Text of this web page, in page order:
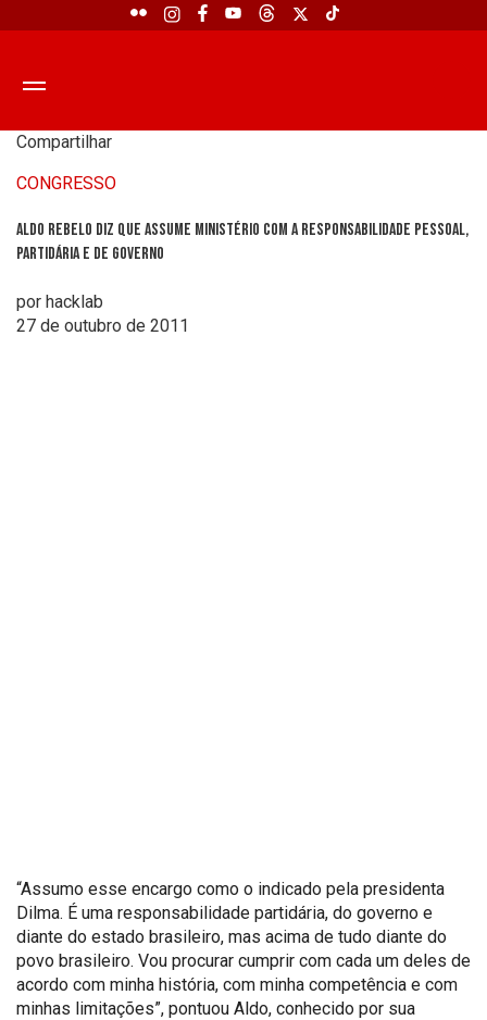
Compartilhar
CONGRESSO
Aldo Rebelo diz que assume ministério com a responsabilidade pessoal,
partidária e de governo
por hacklab
27 de outubro de 2011
“Assumo esse encargo como o indicado pela presidenta
Dilma. É uma responsabilidade partidária, do governo e
diante do estado brasileiro, mas acima de tudo diante do
povo brasileiro. Vou procurar cumprir com cada um deles de
acordo com minha história, com minha competência e com
minhas limitações”, pontuou Aldo, conhecido por sua